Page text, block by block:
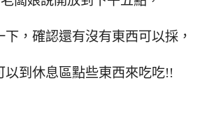
，確認還有沒有東西可以採，
到休息區點些東西來吃吃!!